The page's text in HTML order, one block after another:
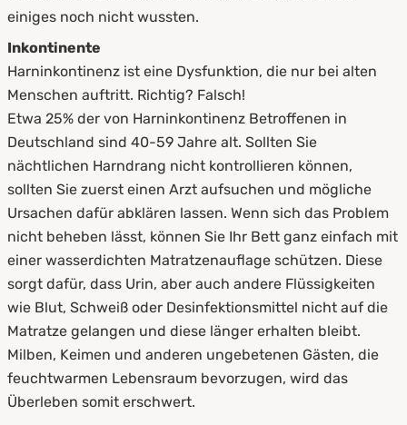
einiges noch nicht wussten.
Inkontinente
Harninkontinenz ist eine Dysfunktion, die nur bei alten
Menschen auftritt. Richtig? Falsch!
Etwa 25% der von Harninkontinenz Betroffenen in
Deutschland sind 40-59 Jahre alt. Sollten Sie
nächtlichen Harndrang nicht kontrollieren können,
sollten Sie zuerst einen Arzt aufsuchen und mögliche
Ursachen dafür abklären lassen. Wenn sich das Problem
nicht beheben lässt, können Sie Ihr Bett ganz einfach mit
einer wasserdichten Matratzenauflage schützen. Diese
sorgt dafür, dass Urin, aber auch andere Flüssigkeiten
wie Blut, Schweiß oder Desinfektionsmittel nicht auf die
Matratze gelangen und diese länger erhalten bleibt.
Milben, Keimen und anderen ungebetenen Gästen, die
feuchtwarmen Lebensraum bevorzugen, wird das
Überleben somit erschwert.